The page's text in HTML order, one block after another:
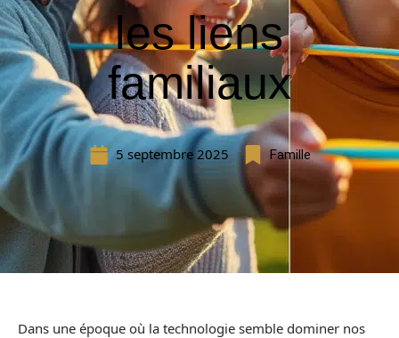
les liens
familiaux
5 septembre 2025 Famille
Dans une époque où la technologie semble dominer nos